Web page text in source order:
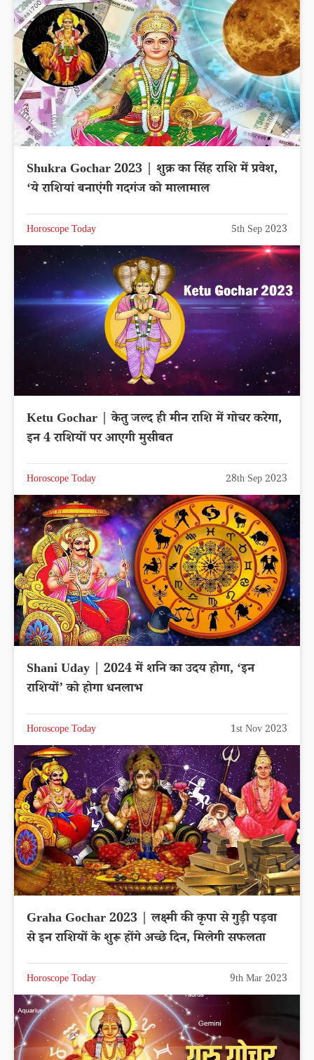
Shukra Gochar 2023 | शुक्र का सिंह राशि में प्रवेश,
‘ये राशियां बनाएंगी गदगंज को मालामाल
Horoscope Today 5th Sep 2023
Ketu Gochar | केतु जल्द ही मीन राशि में गोचर करेगा,
इन 4 राशियों पर आएगी मुसीबत
Horoscope Today 28th Sep 2023
Shani Uday | 2024 में शनि का उदय होगा, ‘इन
राशियों’ को होगा धनलाभ
Horoscope Today 1st Nov 2023
Graha Gochar 2023 | लक्ष्मी की कृपा से गुड़ी पड़वा
से इन राशियों के शुरू होंगे अच्छे दिन, मिलेगी सफलता
Horoscope Today 9th Mar 2023